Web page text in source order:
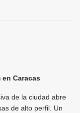
en Caracas
de la ciudad abre
de alto perfil. Un